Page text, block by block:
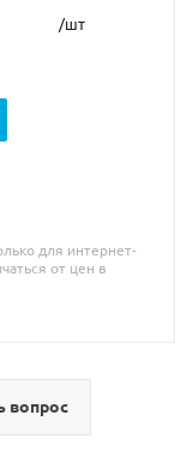
/шт
для интернет-
от цен в
вопрос